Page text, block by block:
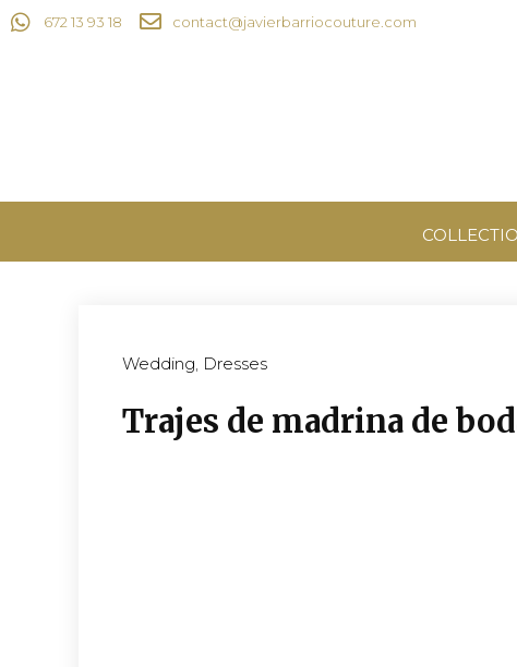
672 13 93 18 contact@javierbarriocouture.com
Wedding Dresses
Trajes de madrina de